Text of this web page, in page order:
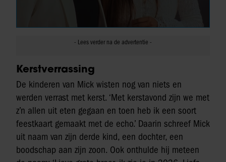
Kerstverrassing
De kinderen van Mick wisten nog van niets en
werden verrast met kerst. ‘Met kerstavond zijn we met
z’n allen uit eten gegaan en toen heb ik een soort
feestkaart gemaakt met de echo.’ Daarin schreef Mick
uit naam van zijn derde kind, een dochter, een
boodschap aan zijn zoon. Ook onthulde hij meteen